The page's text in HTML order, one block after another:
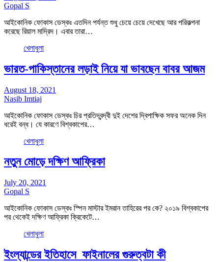
Gopal S
আইকোনিক ফোকাস ডেস্কঃ এতদিন পর্যন্ত শুধু চেয়ে চেয়ে দেখেছে আর পরিকল্পনা
করেছে রিয়াল মাদ্রিদ। এবার তারা…
খেলাধুলা
ভারত-পাকিস্তানের লড়াই নিয়ে যা ভাবছেন বাবর আজম
August 18, 2021
Nasib Imtiaj
আইকোনিক ফোকাস ডেস্কঃ চির প্রতিদ্বন্দ্বী দুই দেশের দ্বিপাক্ষিক সফর অনেক দিন
ধরেই বন্ধ। যে কারণে বিশ্বকাপের…
খেলাধুলা
নতুন মোড়ে দক্ষিণ আফ্রিকা
July 20, 2021
Gopal S
আইকোনিক ফোকাস ডেস্কঃ স্পিন মাস্টার ইমরান তাহিরের পর কে? ২০১৯ বিশ্বকাপের
পর থেকেই দক্ষিণ আফ্রিকা ক্রিকেটে…
খেলাধুলা
ইংল্যান্ডের ইতিহাসে ফাইনালের গুরুত্বটা কী